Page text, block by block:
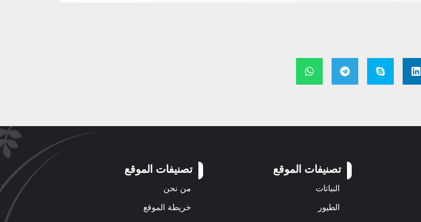
تصنيفات الموقع
النباتات
الطيور
تصنيفات الموقع
من نحن
خريطة الموقع